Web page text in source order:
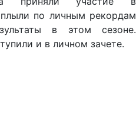
по личным рекордам
в этом сезоне.
и в личном зачете.